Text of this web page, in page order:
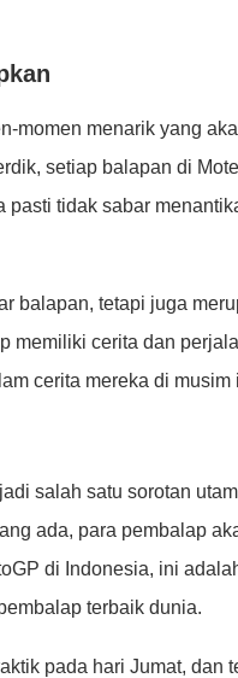
momen menarik yang
setiap balapan di
tidak sabar
balapan, tetapi juga
memiliki cerita dan
cerita mereka di musim
salah satu sorotan
ada, para pembalap
di Indonesia, ini
terbaik dunia.
pada hari Jumat, dan